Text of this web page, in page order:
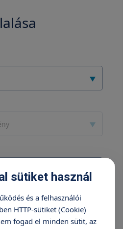
85 000 Ft
sütiket használ
és a felhasználói
HTTP-sütiket (Cookie)
fogad el minden sütit, az